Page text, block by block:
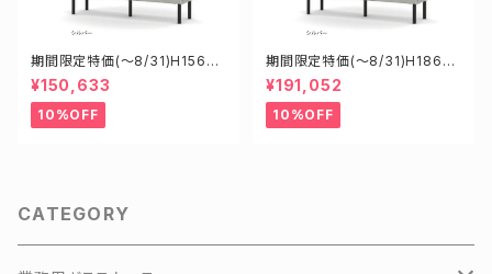
期間限定特価(～8/31)H15605
S W1500D600H1500mm 新
型業務用ガラスケース ショーケ
ース
¥150,633
10%OFF
期間限定特価(～8/31)H1860
8S W1800D6000H1800mm
新型業務用ガラスケース ショー
ケース
¥191,052
10%OFF
CATEGORY